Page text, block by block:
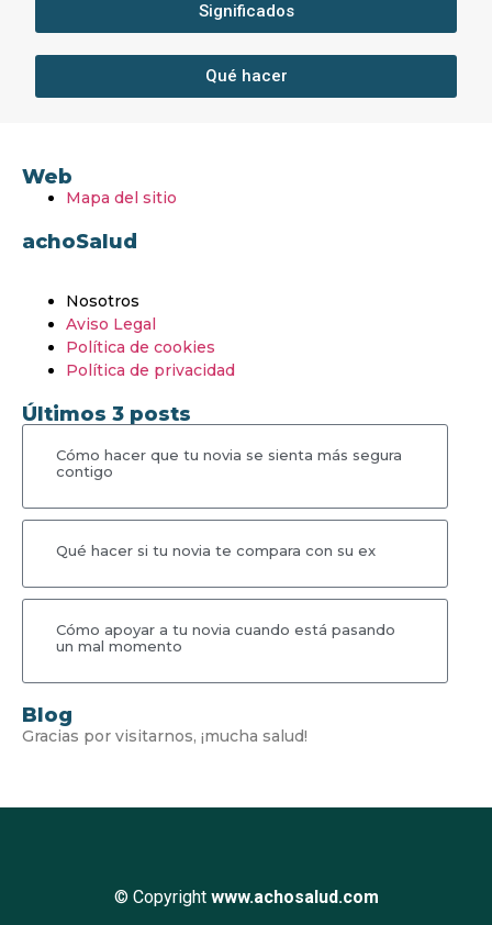
Significados
Qué hacer
Web
Mapa del sitio
achoSalud
Nosotros
Aviso Legal
Política de cookies
Política de privacidad
Últimos 3 posts
Cómo hacer que tu novia se sienta más segura
contigo
Qué hacer si tu novia te compara con su ex
Cómo apoyar a tu novia cuando está pasando
un mal momento
Blog
Gracias por visitarnos, ¡mucha salud!
© Copyright www.achosalud.com